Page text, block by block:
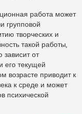
работа может
групповой
творческих и
такой работы,
зависит от
его текущей
возрасте приводит к
к среде и может
психической